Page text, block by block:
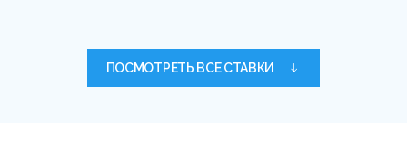
ПОСМОТРЕТЬ ВСЕ СТАВКИ